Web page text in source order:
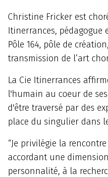
Christine Fricker est
Itinerrances,
Pôle 164, pôle de
transmission de l’art
La Cie Itinerrances
l'humain au coeur de
d'être traversé par des
place du singulier dans
“Je privilégie la
accordant une
personnalité, à la